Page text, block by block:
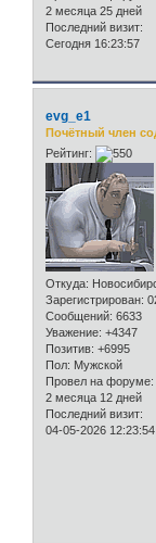
2 месяца 25 дней
Последний визит:
Сегодня 16:23:57
evg_e1
Почётный член
Рейтинг:
Откуда:
Зарегистрирован:
Сообщений: 6633
Уважение: +4347
Позитив: +6995
Пол: Мужской
Провел на форуме:
2 месяца 12 дней
Последний визит:
04-05-2026 12:23:54